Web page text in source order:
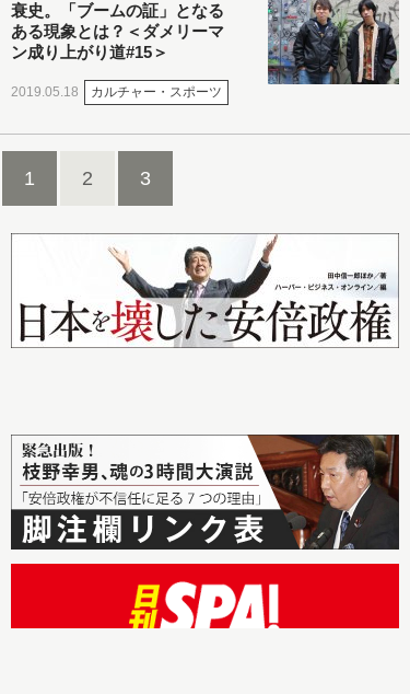
衰史。「ブームの証」となる
ある現象とは？＜ダメリーマ
ン成り上がり道#15＞
2019.05.18 カルチャー・スポーツ
1 2 3